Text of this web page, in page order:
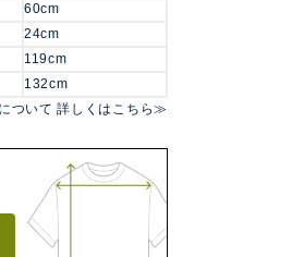
60cm
24cm
119cm
132cm
ついて 詳しくはこちら≫